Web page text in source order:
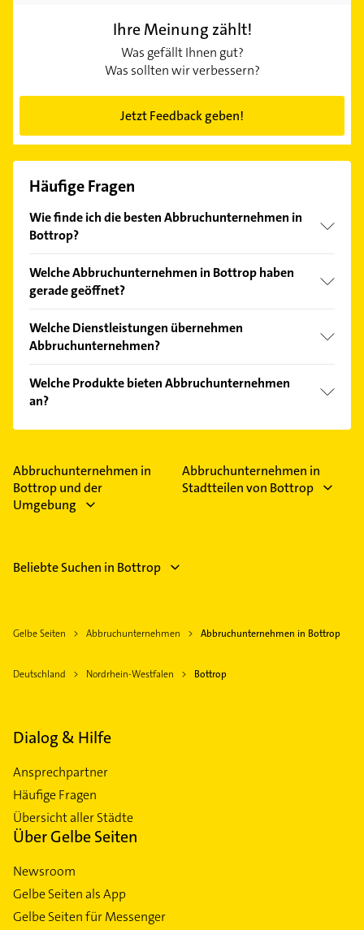
Ihre Meinung zählt!
Was gefällt Ihnen gut?
Was sollten wir verbessern?
Jetzt Feedback geben!
Häufige Fragen
Wie finde ich die besten Abbruchunternehmen in
Bottrop?
Kundenmeinungen und profitieren Sie von den
Empfehlungen. Die Suchergebnisse können Sie sich
Welche Abbruchunternehmen in Bottrop haben
gerade geöffnet?
Bitte beachten Sie, dass diese an Sonn- und
Feiertagen abweichen können.
Welche Dienstleistungen übernehmen
Abbruchunternehmen?
Bauunternehmen, Betonarbeiten, Pflasterarbeiten
und Bauschutt.
Welche Produkte bieten Abbruchunternehmen
an?
Das Angebot umfasst unter anderem Altmetalle
Abbruchunternehmen in
Bottrop und der
Umgebung
Abbruchunternehmen in
Stadtteilen von Bottrop
Beliebte Suchen in Bottrop
Gelbe Seiten Abbruchunternehmen Abbruchunternehmen in Bottrop
Deutschland Nordrhein-Westfalen Bottrop
Dialog & Hilfe
Ansprechpartner
Häufige Fragen
Übersicht aller Städte
Über Gelbe Seiten
Newsroom
Gelbe Seiten als App
Gelbe Seiten für Messenger